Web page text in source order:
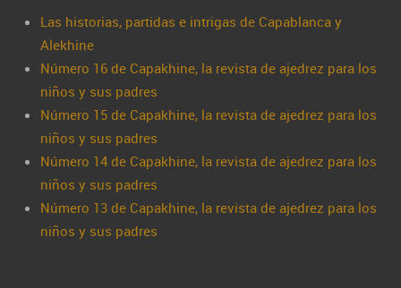
Las historias, partidas e intrigas de Capablanca y
Alekhine
Número 16 de Capakhine, la revista de ajedrez para los
niños y sus padres
Número 15 de Capakhine, la revista de ajedrez para los
niños y sus padres
Número 14 de Capakhine, la revista de ajedrez para los
niños y sus padres
Número 13 de Capakhine, la revista de ajedrez para los
niños y sus padres